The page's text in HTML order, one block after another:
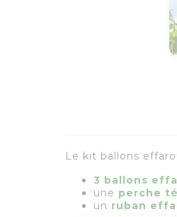
Le kit ballons
3 ballons
une perche
un ruban